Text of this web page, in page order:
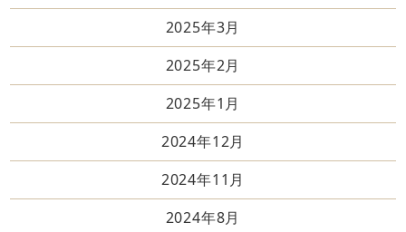
2025年3月
2025年2月
2025年1月
2024年12月
2024年11月
2024年8月